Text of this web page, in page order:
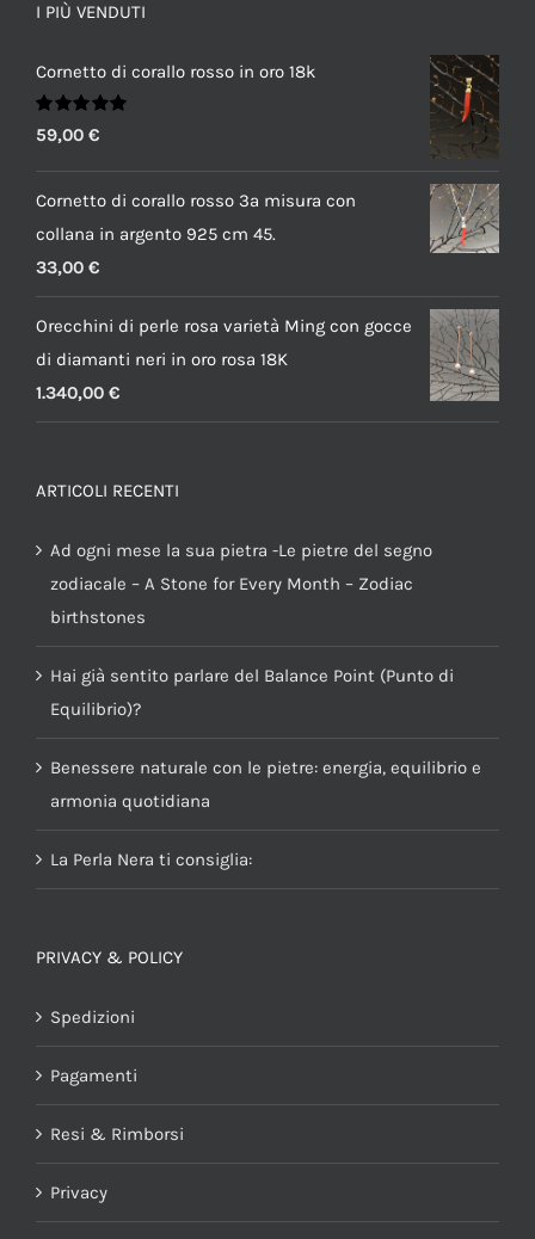
I PIÙ VENDUTI
Cornetto di corallo rosso in oro 18k
Valutato
5.00 su 5
59,00 €
Cornetto di corallo rosso 3a misura con
collana in argento 925 cm 45.
33,00 €
Orecchini di perle rosa varietà Ming con gocce
di diamanti neri in oro rosa 18K
1.340,00 €
ARTICOLI RECENTI
Ad ogni mese la sua pietra -Le pietre del segno
zodiacale – A Stone for Every Month – Zodiac
birthstones
Hai già sentito parlare del Balance Point (Punto di
Equilibrio)?
Benessere naturale con le pietre: energia, equilibrio e
armonia quotidiana
La Perla Nera ti consiglia:
PRIVACY & POLICY
Spedizioni
Pagamenti
Resi & Rimborsi
Privacy